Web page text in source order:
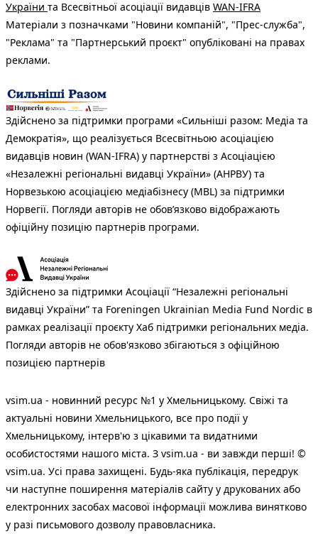
України та Всесвітньої асоціації видавців WAN-IFRA
Матеріали з позначками "Новини компаній", "Прес-служба",
"Реклама" та "Партнерський проєкт" опубліковані на правах
реклами.
Здійснено за підтримки програми «Сильніші разом: Медіа та
Демократія», що реалізується Всесвітньою асоціацією
видавців новин (WAN-IFRA) у партнерстві з Асоціацією
«Незалежні регіональні видавці України» (АНРВУ) та
Норвезькою асоціацією медіабізнесу (MBL) за підтримки
Норвегії. Погляди авторів не обов’язково відображають
офіційну позицію партнерів програми.
Здійснено за підтримки Асоціації “Незалежні регіональні
видавці України” та Foreningen Ukrainian Media Fund Nordic в
рамках реалізації проєкту Хаб підтримки регіональних медіа.
Погляди авторів не обов'язково збігаються з офіційною
позицією партнерів
vsim.ua - новинний ресурс №1 у Хмельницькому. Свіжі та
актуальні новини Хмельницького, все про події у
Хмельницькому, інтерв'ю з цікавими та видатними
особистостями нашого міста. З vsim.ua - ви завжди перші! ©
vsim.ua. Усі права захищені. Будь-яка публiкацiя, передрук
чи наступне поширення матеріалів сайту у друкованих або
електронних засобах масової інформації можлива винятково
у разі письмового дозволу правовласника.